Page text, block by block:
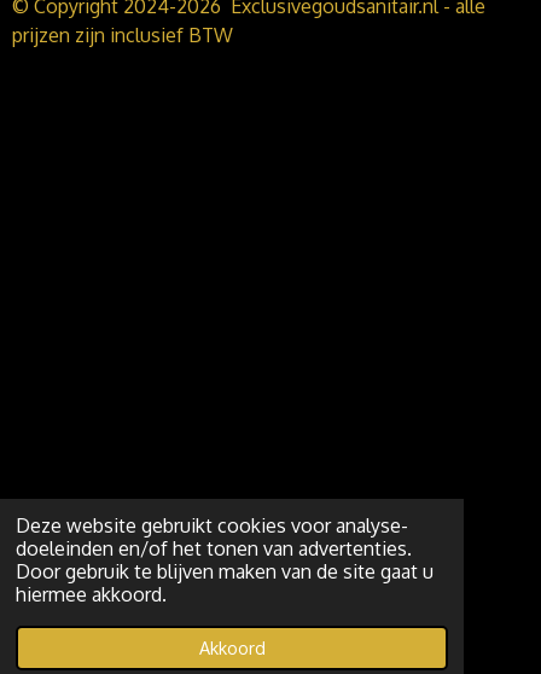
Deze website gebruikt cookies voor analyse-
doeleinden en/of het tonen van advertenties.
Door gebruik te blijven maken van de site gaat u
hiermee akkoord.
Akkoord
© Copyright 2024-2026 Exclusivegoudsanitair.nl - alle
prijzen zijn inclusief BTW